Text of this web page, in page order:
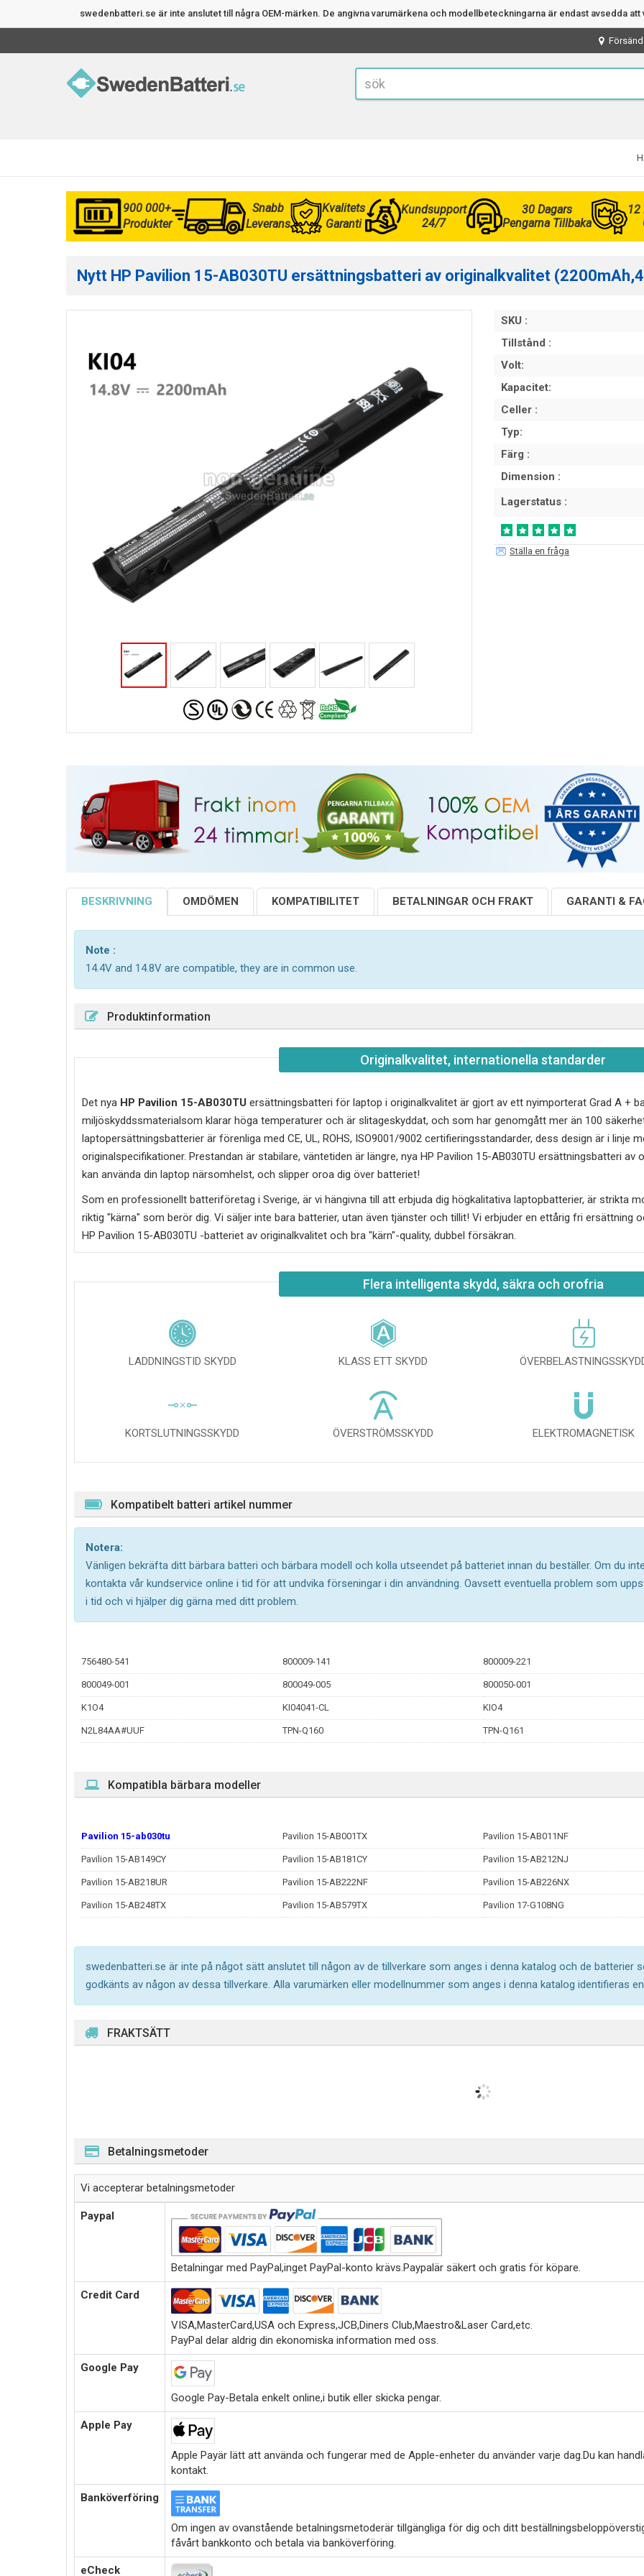
swedenbatteri.se är inte anslutet till några OEM-märken. De angivna varumärkena och modellbeteckningarna är endast avsedda
900 000+
Produkter
Snabb
Leverans
Kvalitets
Garanti
Kundsupport
24/7
30 Dagars
Pengarna Tillbaka
12
Nytt HP Pavilion 15-AB030TU ersättningsbatteri av originalkvalitet
SKU :
Tillstånd :
Volt:
Kapacitet:
Celler :
Typ:
Färg :
Dimension :
Lagerstatus :
Ställa en fråga
BESKRIVNING OMDÖMEN KOMPATIBILITET BETALNINGAR OCH FRAKT GARANTI &
Note :
14.4V and 14.8V are compatible, they are in common use.
Produktinformation
Originalkvalitet, internationella standarder
Det nya HP Pavilion 15-AB030TU ersättningsbatteri för laptop i originalkvalitet är gjort av ett nyimporterat Grad A +
miljöskyddssmaterialsom klarar höga temperaturer och är slitageskyddat, och som har genomgått mer än 100
laptopersättningsbatterier är förenliga med CE, UL, ROHS, ISO9001/9002 certifieringsstandarder, dess design är i linje
originalspecifikationer. Prestandan är stabilare, väntetiden är längre, nya HP Pavilion 15-AB030TU ersättningsbatteri av
kan använda din laptop närsomhelst, och slipper oroa dig över batteriet!
Som en professionellt batteriföretag i Sverige, är vi hängivna till att erbjuda dig högkalitativa laptopbatterier, är strikta
riktig "kärna" som berör dig. Vi säljer inte bara batterier, utan även tjänster och tillit! Vi erbjuder en ettårig fri ersättning
HP Pavilion 15-AB030TU -batteriet av originalkvalitet och bra "kärn"-quality, dubbel försäkran.
Flera intelligenta skydd, säkra och orofria
LADDNINGSTID SKYDD KLASS ETT SKYDD
KORTSLUTNINGSSKYDD ÖVERSTRÖMSSKYDD ELEKTROMAGNETISK
Kompatibelt batteri artikel nummer
Notera:
Vänligen bekräfta ditt bärbara batteri och bärbara modell och kolla utseendet på batteriet innan du beställer. Om du
kontakta vår kundservice online i tid för att undvika förseningar i din användning. Oavsett eventuella problem som
i tid och vi hjälper dig gärna med ditt problem.
756480-541 800009-141 800009-221
800049-001 800049-005 800050-001
K1O4 KI04041-CL KIO4
N2L84AA#UUF TPN-Q160 TPN-Q161
Kompatibla bärbara modeller
Pavilion 15-ab030tu Pavilion 15-AB001TX Pavilion 15-AB011NF
Pavilion 15-AB149CY Pavilion 15-AB181CY Pavilion 15-AB212NJ
Pavilion 15-AB218UR Pavilion 15-AB222NF Pavilion 15-AB226NX
Pavilion 15-AB248TX Pavilion 15-AB579TX Pavilion 17-G108NG
swedenbatteri.se är inte på något sätt anslutet till någon av de tillverkare som anges i denna katalog och de batterier
godkänts av någon av dessa tillverkare. Alla varumärken eller modellnummer som anges i denna katalog identifieras
FRAKTSÄTT
Betalningsmetoder
Vi accepterar betalningsmetoder
Paypal
Betalningar med PayPal,inget PayPal-konto krävs.Paypalär säkert och gratis för köpare.
Credit Card
VISA,MasterCard,USA och Express,JCB,Diners Club,Maestro&Laser Card,etc.
PayPal delar aldrig din ekonomiska information med oss.
Google Pay
Google Pay-Betala enkelt online,i butik eller skicka pengar.
Apple Pay
Apple Payär lätt att använda och fungerar med de Apple-enheter du använder varje dag.Du kan
kontakt.
Banköverföring
Om ingen av ovanstående betalningsmetoderär tillgängliga för dig och ditt
fåvårt bankkonto och betala via banköverföring.
eCheck